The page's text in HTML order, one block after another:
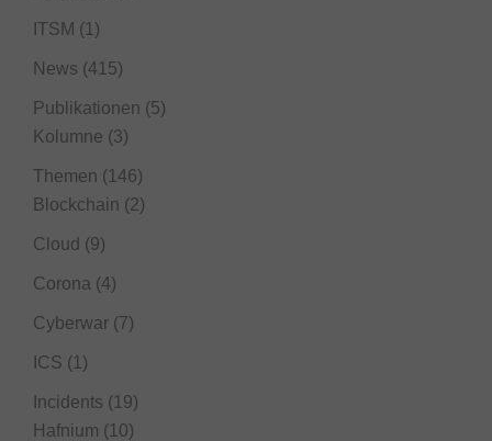
ITSM (1)
News (415)
Publikationen (5)
Kolumne (3)
Themen (146)
Blockchain (2)
Cloud (9)
Corona (4)
Cyberwar (7)
ICS (1)
Incidents (19)
Hafnium (10)